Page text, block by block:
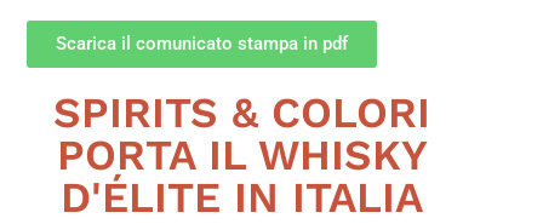
Scarica il comunicato stampa in pdf
SPIRITS & COLORI
PORTA IL WHISKY
D'ÉLITE IN ITALIA